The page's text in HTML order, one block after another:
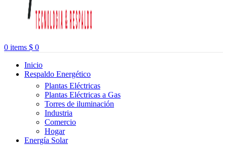
0 items $ 0
Inicio
Respaldo Energético
Plantas Eléctricas
Plantas Eléctricas a Gas
Torres de iluminación
Industria
Comercio
Hogar
Energía Solar